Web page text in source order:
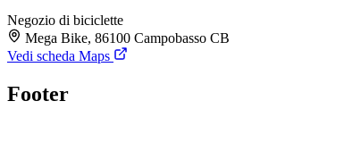
Negozio di biciclette
Mega Bike, 86100 Campobasso CB
Vedi scheda Maps
Footer